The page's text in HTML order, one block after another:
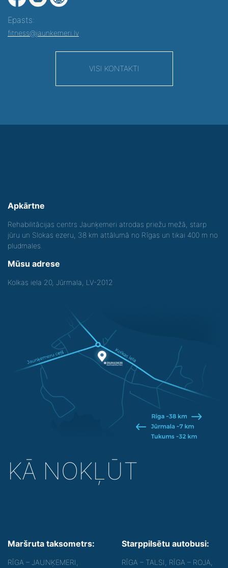
Epasts:
fitness@jaunkemeri.lv
VISI KONTAKTI
Apkārtne
Rehabilitācijas centrs Jaunķemeri atrodas priežu mežā, starp
jūru un Slokas ezeru, 38 km attālumā no Rīgas un tikai 400 m no
pludmales.
Mūsu adrese
Kolkas iela 20, Jūrmala, LV-2012
KĀ NOKĻŪT
Maršruta taksometrs:
RĪGA – JAUNĶEMERI,
Starppilsētu autobusi:
RĪGA – TALSI, RĪGA – ROJA,